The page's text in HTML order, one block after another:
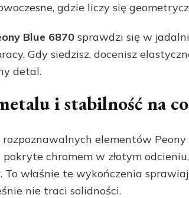
gdzie liczy się
Blue 6870 sprawdzi się w
Gdy siedzisz, docenisz
detal.
i stabilność na
elementów Peony
chromem w złotym
To właśnie te wykończenia
nie traci solidności.